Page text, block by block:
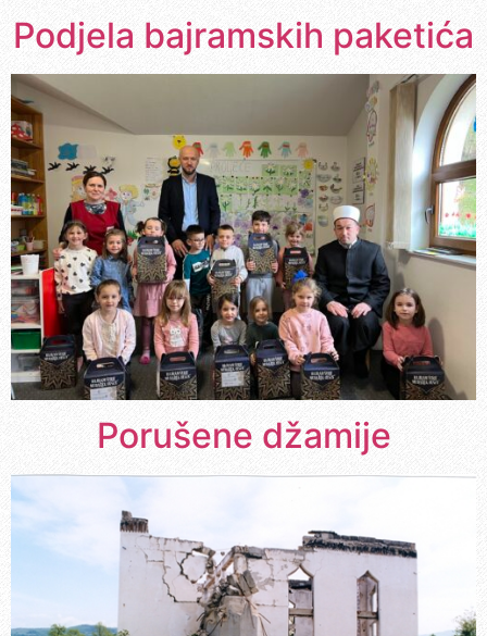
Podjela bajramskih paketića
Porušene džamije